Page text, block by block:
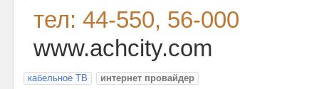
тел: 44-550, 56-000
www.achcity.com
кабельное ТВ интернет провайдер